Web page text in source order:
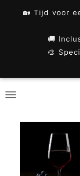
🏡 Tijd voor
🚚
🎨